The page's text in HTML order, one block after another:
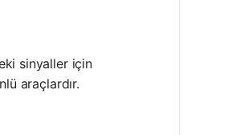
sinyaller için
araçlardır.